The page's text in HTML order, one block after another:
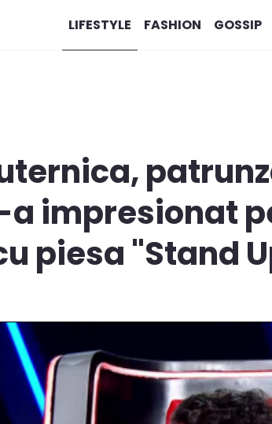
LIFESTYLE FASHION GOSSIP
impresionat
piesa "Stand